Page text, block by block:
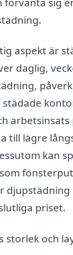
aspekt är
daglig,
städade
arbetsinsats
till lägre
kan
djupstädning
priset.
storlek och